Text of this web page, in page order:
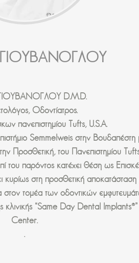
D.M.D.
Οδοντίατρος.
πανεπιστημίου Tufts, U.S.A.
Semmelweis στην
Προσθετική, του Πανεπιστημίου
του παρόντος κατέχει θέση ως
κυρίως στη προσθετική
τομέα των οδοντικών
“Same Day Dental
Center.
.